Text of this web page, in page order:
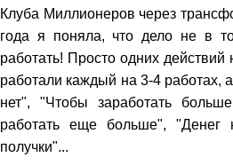
Клуба Миллионеров через
года я поняла, что дело не в
работать! Просто одних
работали каждый на 3-4 работах,
нет", "Чтобы заработать
работать еще больше", "Денег
получки"...